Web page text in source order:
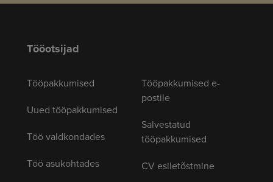
Tööotsijad
Tööpakkumised
Uued tööpakkumised
Töö valdkondades
Töö asukohtades
Tööpakkumised e-
postile
Salvestatud
tööpakkumised
CV esiletõstmine